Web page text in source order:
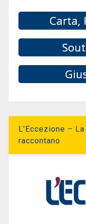
Carta,
L’Eccezione –
raccontano